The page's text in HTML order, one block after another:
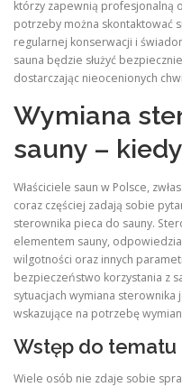
którzy zapewnią profesjonalną
potrzeby można skontaktować
regularnej konserwacji i
sauna będzie służyć
dostarczając nieocenionych
Wymiana
sauny –
Właściciele saun w Polsce,
coraz częściej zadają sobie
sterownika pieca do sauny.
elementem sauny,
wilgotności oraz innych
bezpieczeństwo korzystania z
sytuacjach wymiana
wskazujące na potrzebę
Wstęp do tematu
Wiele osób nie zdaje sobie